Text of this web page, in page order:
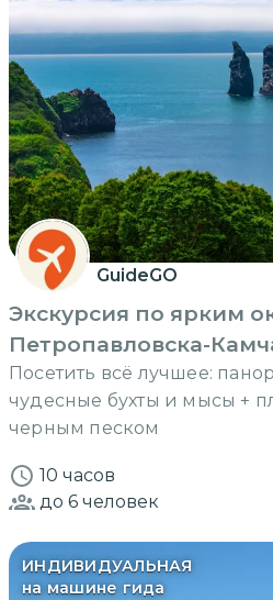
GuideGO
Экскурсия по ярким
Петропавловска-
Посетить всё лучшее:
чудесные бухты и мысы +
черным песком
10 часов
до 6 человек
ИНДИВИДУАЛЬНАЯ
на машине гида